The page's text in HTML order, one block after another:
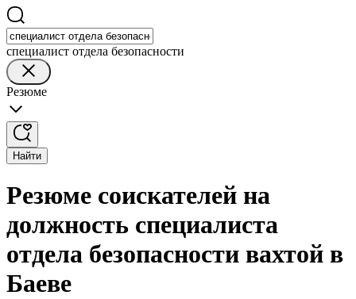
специалист отдела безопасности
Резюме
Найти
Резюме соискателей на
должность специалиста
отдела безопасности вахтой в
Баеве